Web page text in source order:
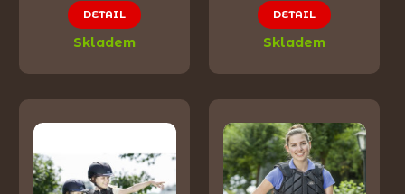
DETAIL
Skladem
DETAIL
Skladem